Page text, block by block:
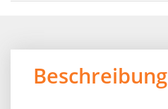
Beschreibung